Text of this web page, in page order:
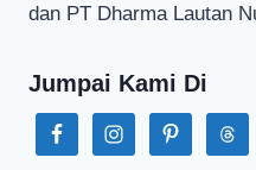
dan PT Dharma Lautan
Jumpai Kami Di